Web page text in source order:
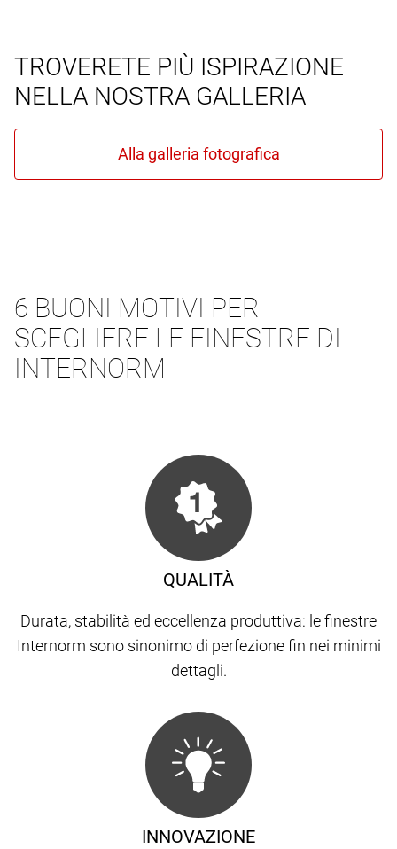
TROVERETE PIÙ ISPIRAZIONE
NELLA NOSTRA GALLERIA
6 BUONI MOTIVI PER
SCEGLIERE LE FINESTRE DI
INTERNORM
QUALITÀ
Durata, stabilità ed eccellenza produttiva: le finestre
Internorm sono sinonimo di perfezione fin nei minimi
dettagli.
INNOVAZIONE